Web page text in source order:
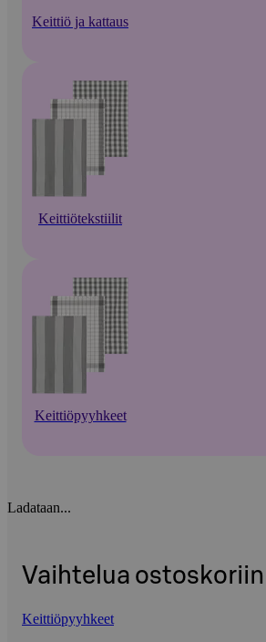
Keittiö ja kattaus
Keittiötekstiilit
Keittiöpyyhkeet
Ladataan...
Vaihtelua ostoskoriin
Keittiöpyyhkeet